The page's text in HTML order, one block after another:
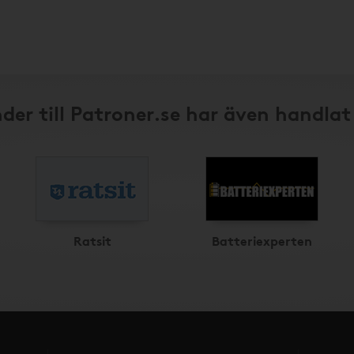
till Patroner.se har även
Ratsit Batteriexperten